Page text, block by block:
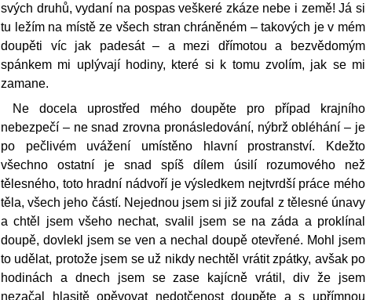
svých druhů, vydaní na pospas veškeré zkáze nebe i země! Já si
tu ležím na místě ze všech stran chráněném – takových je v mém
doupěti víc jak padesát – a mezi dřímotou a bezvědomým
spánkem mi uplývají hodiny, které si k tomu zvolím, jak se mi
zamane.
Ne docela uprostřed mého doupěte pro případ krajního
nebezpečí – ne snad zrovna pronásledování, nýbrž obléhání – je
po pečlivém uvážení umístěno hlavní prostranství. Kdežto
všechno ostatní je snad spíš dílem úsilí rozumového než
tělesného, toto hradní nádvoří je výsledkem nejtvrdší práce mého
těla, všech jeho částí. Nejednou jsem si již zoufal z tělesné únavy
a chtěl jsem všeho nechat, svalil jsem se na záda a proklínal
doupě, dovlekl jsem se ven a nechal doupě otevřené. Mohl jsem
to udělat, protože jsem se už nikdy nechtěl vrátit zpátky, avšak po
hodinách a dnech jsem se zase kajícně vrátil, div že jsem
nezačal hlasitě opěvovat nedotčenost doupěte a s upřímnou